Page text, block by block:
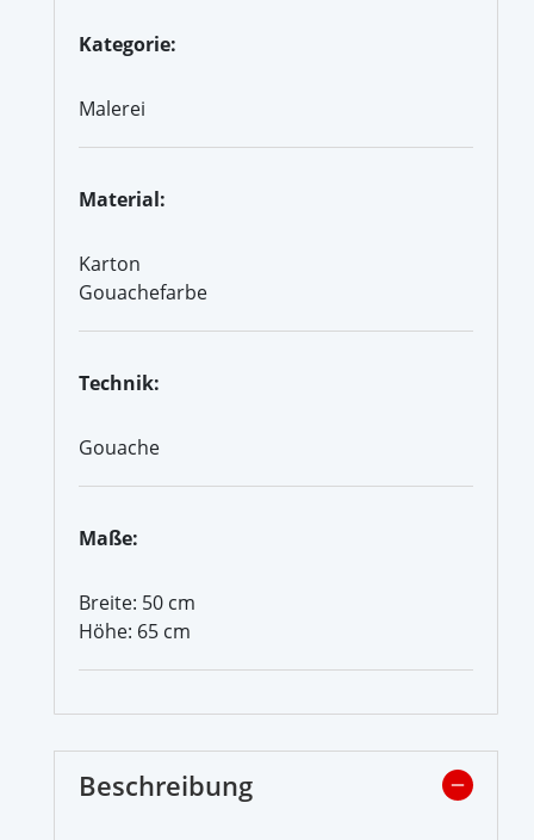
Kategorie:
Malerei
Material:
Karton
Gouachefarbe
Technik:
Gouache
Maße:
Breite: 50 cm
Höhe: 65 cm
Beschreibung